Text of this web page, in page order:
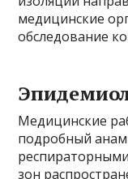
медицинские
обследование
Медицинские
подробный
зон